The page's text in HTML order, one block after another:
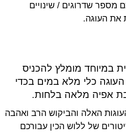
מספר שדרוגים / שינויים
את העוגה.
במיוחד מומלץ להכניס
כלי מלא במים בכדי
אפיה מלאה בלחות.
האלה והביקוש הרב ואהבה
של ללוש הכין עבורכם